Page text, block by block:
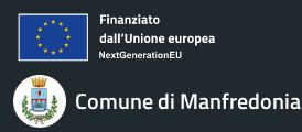
Comune di Manfredonia